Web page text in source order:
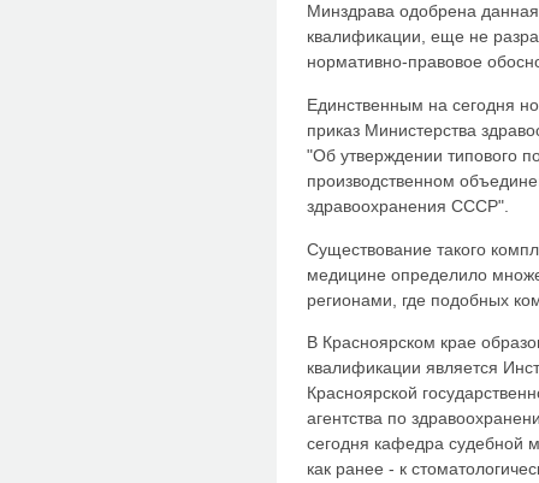
Минздрава одобрена
квалификации, еще не
нормативно-правовое
Единственным на сегодня
приказ Министерства
"Об утверждении типового
производственном
здравоохранения СССР".
Существование такого
медицине определило
регионами, где подобных
В Красноярском крае
квалификации является
Красноярской
агентства по
сегодня кафедра судебной
как ранее - к